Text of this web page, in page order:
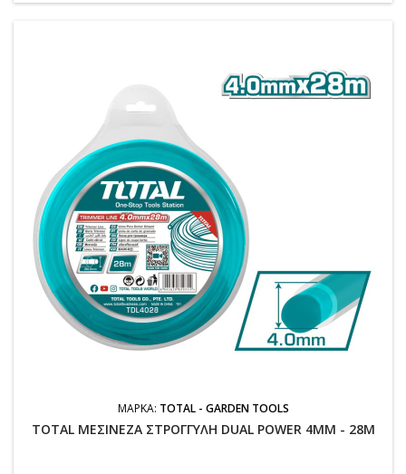
ΜΆΡΚΑ: TOTAL - GARDEN TOOLS
TOTAL ΜΕΣΙΝΕΖΑ ΣΤΡΟΓΓΥΛΗ DUAL POWER 4MM - 28M